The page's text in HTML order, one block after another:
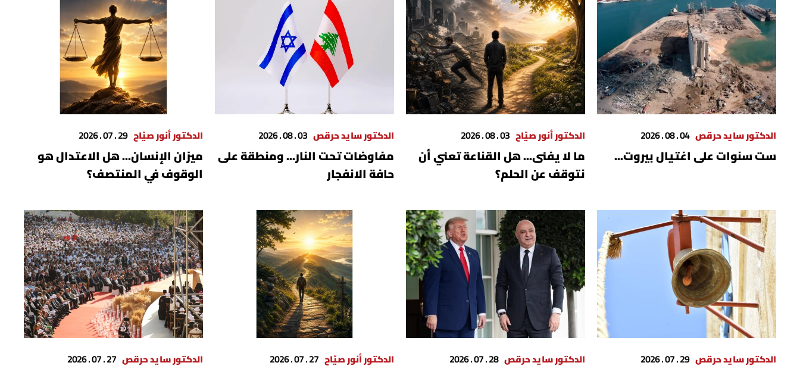
الدكتور سايد حرقص 04 . 08 . 2026
ست سنوات على اغتيال بيروت...
الدكتور أنور صيّاح 03 . 08 . 2026
ما لا يفنى... هل القناعة تعني أن
نتوقف عن الحلم؟
الدكتور سايد حرقص 03 . 08 . 2026
مفاوضات تحت النار... ومنطقة على
حافة الانفجار
الدكتور أنور صيّاح 29 . 07 . 2026
ميزان الإنسان... هل الاعتدال هو
الوقوف في المنتصف؟
الدكتور سايد حرقص 29 . 07 . 2026 الدكتور سايد حرقص 28 . 07 . 2026 الدكتور أنور صيّاح 27 . 07 . 2026 الدكتور سايد حرقص 27 . 07 . 2026